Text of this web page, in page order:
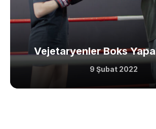
Vejetaryenler Boks
9 Şubat 2022